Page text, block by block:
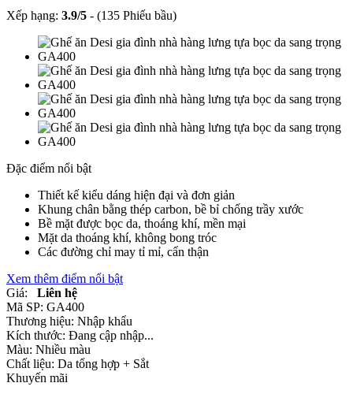
Xếp hạng: 3.9/5 - (135 Phiếu bầu)
Đặc điểm nổi bật
Thiết kế kiểu dáng hiện đại và đơn giản
Khung chân bằng thép carbon, bề bỉ chống trầy xước
Bề mặt được bọc da, thoáng khí, mền mại
Mặt da thoáng khí, không bong tróc
Các đường chỉ may tỉ mỉ, cẩn thận
Xem thêm điểm nổi bật
Giá:
Liên hệ
Mã SP: GA400
Thương hiệu: Nhập khẩu
Kích thước: Đang cập nhập...
Màu: Nhiều màu
Chất liệu: Da tổng hợp + Sắt
Khuyến mãi